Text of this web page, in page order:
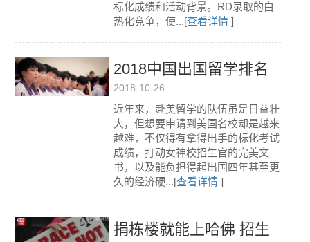
标化成绩和活动背景。RD录取的白
热化竞争，使...[查看详情 ]
2018中国出国留学排名
高中TOP100榜单重磅发
布！
2018-10-26
近年来，赴美留学的队伍虽是日益壮
大，但想要申请到美国名校却是越来
越难，不仅得有拿得出手的标化考试
成绩，打动女神校招生官的完美文
书，以及能负担得起出国四年甚至更
久的经济硬...[查看详情 ]
捐栋楼就能上哈佛 招生